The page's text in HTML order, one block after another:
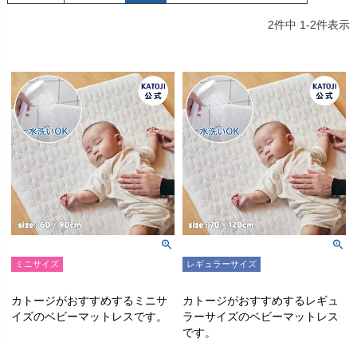
2件中 1-2件表示
ミニサイズ
カトージがおすすめするミニサ
イズのベビーマットレスです。
レギュラーサイズ
カトージがおすすめするレギュ
ラーサイズのベビーマットレス
です。